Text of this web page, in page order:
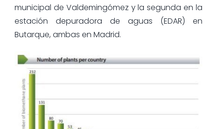
municipal de Valdemingómez y la segunda en la
estación depuradora de aguas (EDAR) en
Butarque, ambas en Madrid.